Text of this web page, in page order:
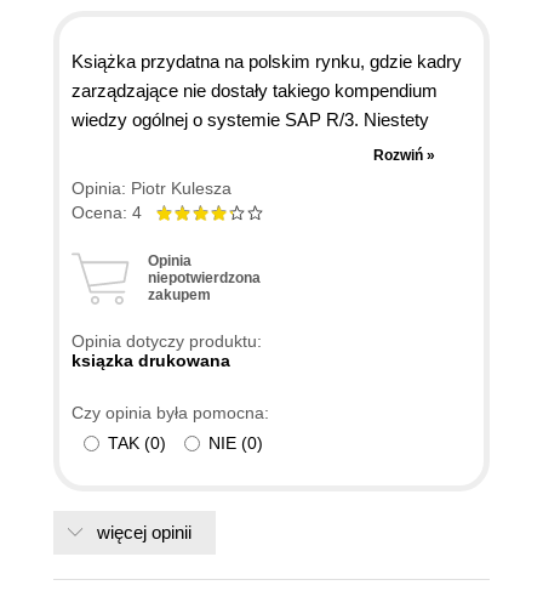
Książka przydatna na polskim rynku, gdzie kadry
zarządzające nie dostały takiego kompendium
wiedzy ogólnej o systemie SAP R/3. Niestety
korekta merytoryczna wybitnego specjalisty firmy
SAP nie spełnia wymogów poziomu, a ilość
literówek merytorycznie przeinaczających treść
pomyłka w drugim wierszu. Nie SPA ale SAP. I tak
jest do końca. Uważam, że ponowna korekta i
postawiłoby wydawnictwo w lepszym świetle.
Rozwiń »
Opinia: Piotr Kulesza
Ocena: 4
Opinia
niepotwierdzona
zakupem
Opinia dotyczy produktu:
ksiązka drukowana
Czy opinia była pomocna:
TAK (0) NIE (0)
więcej opinii